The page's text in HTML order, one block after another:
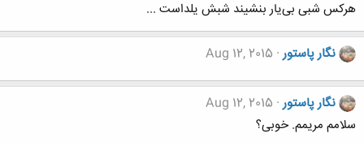
ﻫﺮﮐﺲ ﺷﺒﻰ ﺑﻰﯾﺎﺭ ﺑﻨﺸﯿﻨﺪ ﺷﺒﺶ ﯾﻠﺪﺍﺳﺖ ...
نگار پاستور Aug 12, 2015
نگار پاستور Aug 12, 2015
سلامم مریمم. خوبی؟